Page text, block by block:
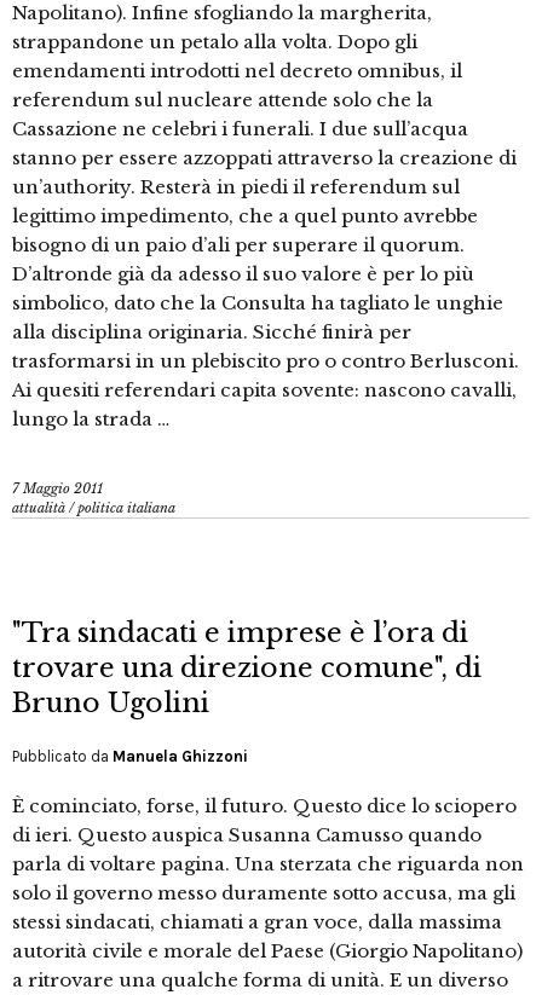
Napolitano). Infine sfogliando la margherita,
strappandone un petalo alla volta. Dopo gli
emendamenti introdotti nel decreto omnibus, il
referendum sul nucleare attende solo che la
Cassazione ne celebri i funerali. I due sull’acqua
stanno per essere azzoppati attraverso la creazione di
un’authority. Resterà in piedi il referendum sul
legittimo impedimento, che a quel punto avrebbe
bisogno di un paio d’ali per superare il quorum.
D’altronde già da adesso il suo valore è per lo più
simbolico, dato che la Consulta ha tagliato le unghie
alla disciplina originaria. Sicché finirà per
trasformarsi in un plebiscito pro o contro Berlusconi.
Ai quesiti referendari capita sovente: nascono cavalli,
lungo la strada …
7 Maggio 2011
attualità /politica italiana
"Tra sindacati e imprese è l’ora di
trovare una direzione comune", di
Bruno Ugolini
Pubblicato da Manuela Ghizzoni
È cominciato, forse, il futuro. Questo dice lo sciopero
di ieri. Questo auspica Susanna Camusso quando
parla di voltare pagina. Una sterzata che riguarda non
solo il governo messo duramente sotto accusa, ma gli
stessi sindacati, chiamati a gran voce, dalla massima
autorità civile e morale del Paese (Giorgio Napolitano)
a ritrovare una qualche forma di unità. E un diverso